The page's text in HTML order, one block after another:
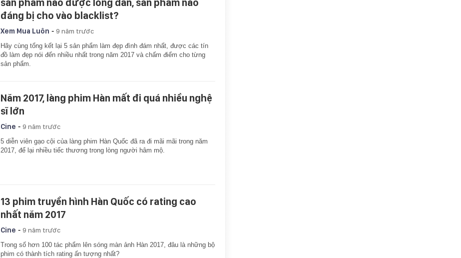
đáng bị cho vào blacklist?
Xem Mua Luôn - 9 năm trước
Hãy cùng tổng kết lại 5 sản phẩm làm đẹp đình đám nhất, được các tín
đồ làm đẹp nói đến nhiều nhất trong năm 2017 và chấm điểm cho từng
sản phẩm.
Năm 2017, làng phim Hàn mất đi quá nhiều nghệ
sĩ lớn
Cine - 9 năm trước
5 diễn viên gạo cội của làng phim Hàn Quốc đã ra đi mãi mãi trong năm
2017, để lại nhiều tiếc thương trong lòng người hâm mộ.
13 phim truyền hình Hàn Quốc có rating cao
nhất năm 2017
Cine - 9 năm trước
Trong số hơn 100 tác phẩm lên sóng màn ảnh Hàn 2017, đâu là những bộ
phim có thành tích rating ấn tượng nhất?